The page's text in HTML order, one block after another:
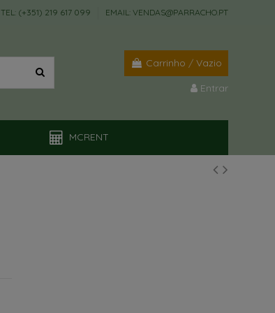
TEL: (+351) 219 617 099 EMAIL: VENDAS@PARRACHO.PT
Carrinho / Vazio
Entrar
MCRENT